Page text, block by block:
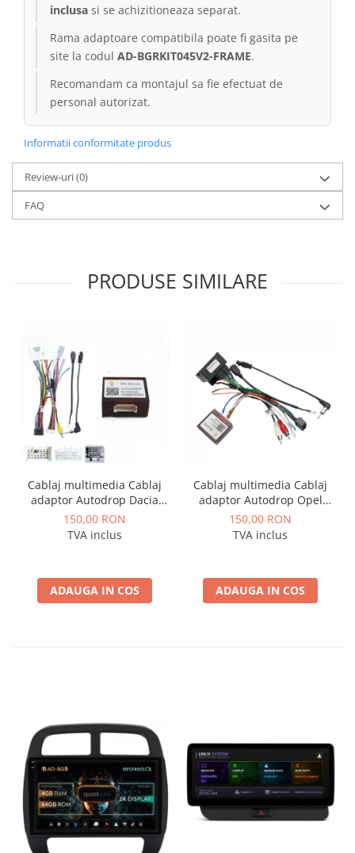
inclusa si se achizitioneaza separat.
Rama adaptoare compatibila poate fi gasita pe
site la codul AD-BGRKIT045V2-FRAME.
Recomandam ca montajul sa fie efectuat de
personal autorizat.
Informatii conformitate produs
Review-uri(0)
FAQ
PRODUSE SIMILARE
Cablaj multimedia Cablaj
adaptor Autodrop Dacia
Logan / Sandero pentru
Navigatii multimedia
150,00 RON
TVA inclus
ADAUGA IN COS
Cablaj multimedia Cablaj
adaptor Autodrop Opel
pentru Navigatii
multimedia Android
150,00 RON
TVA inclus
ADAUGA IN COS